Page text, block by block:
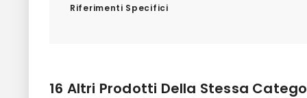
Riferimenti Specifici
16 Altri Prodotti Della Stessa